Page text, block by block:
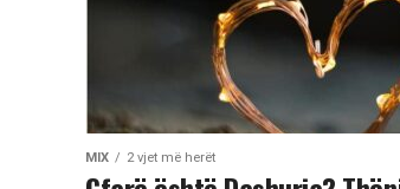
MIX 2 vjet më herët